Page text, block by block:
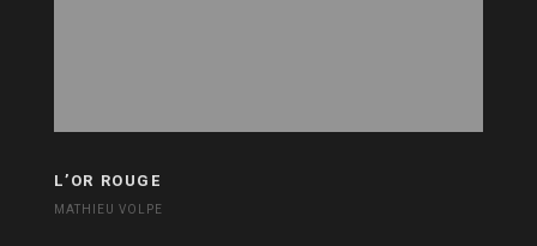
L’OR ROUGE
MATHIEU VOLPE